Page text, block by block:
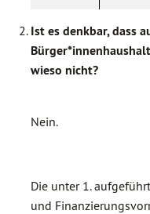
Ist es denkbar, dass
wieso nicht?
Nein.
Die unter 1.
und